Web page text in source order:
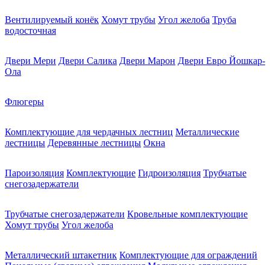
Вентилируемый конёк Хомут трубы Угол желоба Труба
водосточная
Двери Мери Двери Салика Двери Марон Двери Евро Йошкар-
Ола
Флюгеры
Комплектующие для чердачных лестниц Металлические
лестницы Деревянные лестницы Окна
Пароизоляция Комплектующие Гидроизоляция Трубчатые
снегозадержатели
Трубчатые снегозадержатели Кровельные комплектующие
Хомут трубы Угол желоба
Металлический штакетник Комплектующие для ограждений